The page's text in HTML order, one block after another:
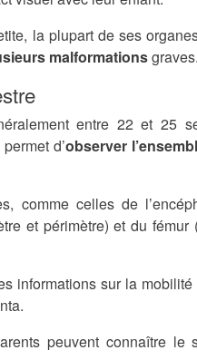
la plupart de ses
malformationsgraves.
entre 22 et 25
d’observer
comme celles de
et périmètre) et du fémur
informations sur la
peuvent connaître le